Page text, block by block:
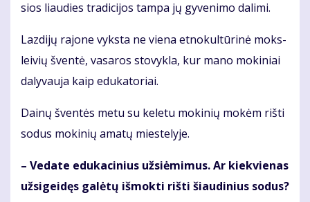
sios liau­dies tra­di­ci­jos tam­pa jų gy­ve­ni­mo da­li­mi.
Laz­di­jų ra­jo­ne vyks­ta ne vie­na et­no­kul­tū­ri­nė moks­
lei­vių šven­tė, va­sa­ros sto­vyk­la, kur ma­no mo­ki­niai
da­ly­vau­ja kaip edu­ka­to­riai.
Dai­nų šven­tės me­tu su ke­le­tu mo­ki­nių mo­kėm riš­ti
so­dus mo­ki­nių ama­tų mies­te­ly­je.
– Ve­da­te edu­ka­ci­nius už­si­ė­mi­mus. Ar kiek­vie­nas
už­si­gei­dęs ga­lė­tų iš­mok­ti riš­ti šiau­di­nius so­dus?